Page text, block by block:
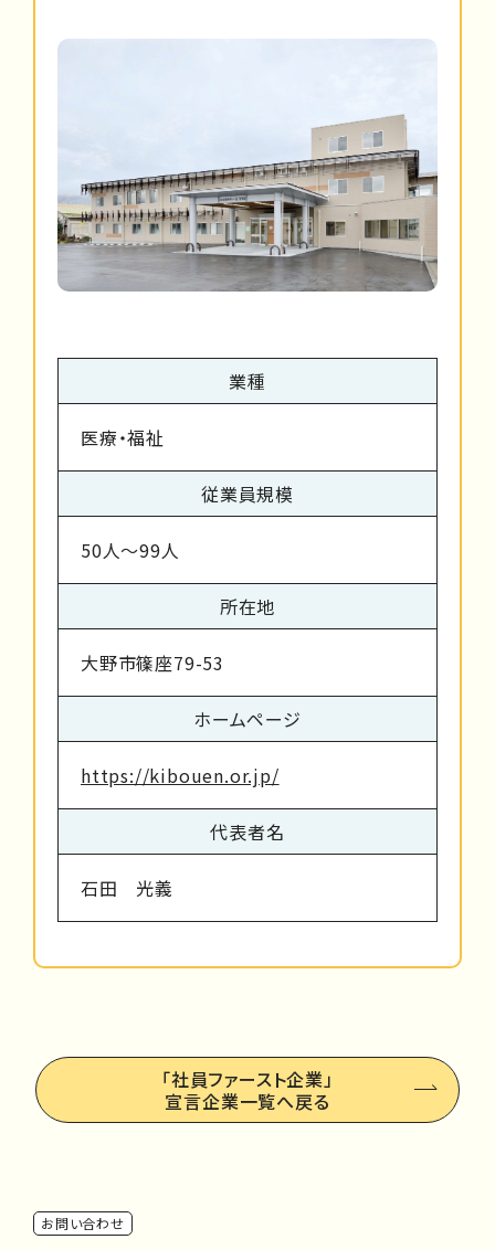
業種
医療・福祉
従業員規模
50人～99人
所在地
大野市篠座79-53
ホームページ
https://kibouen.or.jp/
代表者名
石田 光義
「社員ファースト企業」
宣言企業一覧へ戻る
お問い合わせ